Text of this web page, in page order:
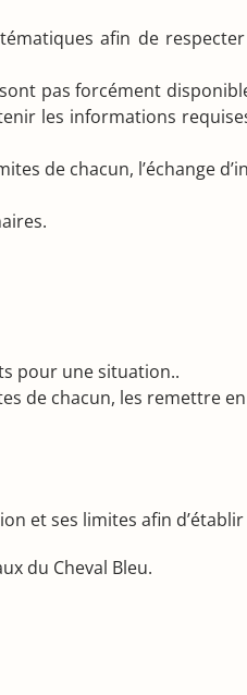
afin de
pas forcément
les informations
de chacun, l’échange
pour une situation..
de chacun, les remettre
et ses limites afin
du Cheval Bleu.